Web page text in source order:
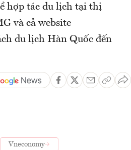
hợp tác du lịch tại thị
và cả website
du lịch Hàn Quốc đến
Vneconomy